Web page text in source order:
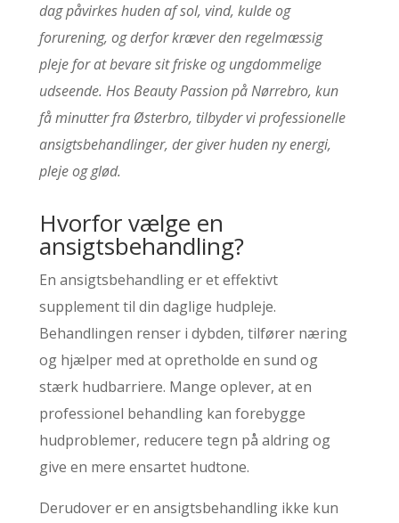
dag påvirkes huden af sol, vind, kulde og
forurening, og derfor kræver den regelmæssig
pleje for at bevare sit friske og ungdommelige
udseende. Hos Beauty Passion på Nørrebro, kun
få minutter fra Østerbro, tilbyder vi professionelle
ansigtsbehandlinger, der giver huden ny energi,
pleje og glød.
Hvorfor vælge en
ansigtsbehandling?
En ansigtsbehandling er et effektivt
supplement til din daglige hudpleje.
Behandlingen renser i dybden, tilfører næring
og hjælper med at opretholde en sund og
stærk hudbarriere. Mange oplever, at en
professionel behandling kan forebygge
hudproblemer, reducere tegn på aldring og
give en mere ensartet hudtone.
Derudover er en ansigtsbehandling ikke kun